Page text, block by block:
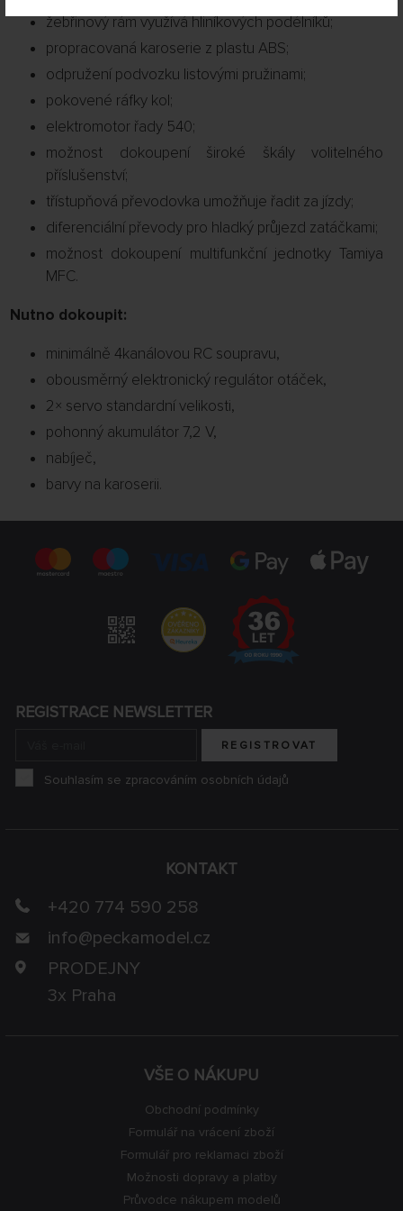
žebřinový rám využívá hliníkových podélníků;
propracovaná karoserie z plastu ABS;
odpružení podvozku listovými pružinami;
pokovené ráfky kol;
elektromotor řady 540;
možnost dokoupení široké škály volitelného
příslušenství;
třístupňová převodovka umožňuje řadit za jízdy;
diferenciální převody pro hladký průjezd zatáčkami;
možnost dokoupení multifunkční jednotky Tamiya
MFC.
Nutno dokoupit:
minimálně 4kanálovou RC soupravu,
obousměrný elektronický regulátor otáček,
2× servo standardní velikosti,
pohonný akumulátor 7,2 V,
nabíječ,
barvy na karoserii.
VŠE O NÁKUPU
Obchodní podmínky
Formulář na vrácení zboží
Formulář pro reklamaci zboží
Možnosti dopravy a platby
Průvodce nákupem modelů
KONTAKT
+420 774 590 258
info@peckamodel.cz
PRODEJNY
3x Praha
REGISTRACE NEWSLETTER
REGISTROVAT
Souhlasím se zpracováním osobních údajů